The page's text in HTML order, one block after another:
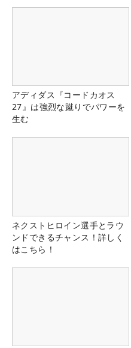
アディダス『コードカオス
27』は強烈な蹴りでパワーを
生む
ネクストヒロイン選手とラウ
ンドできるチャンス！詳しく
はこちら！